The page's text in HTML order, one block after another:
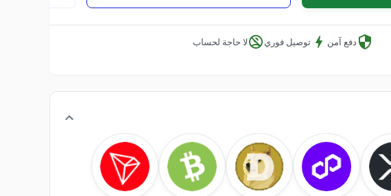
دفع آمن توصيل فوري لا حاجة لحساب